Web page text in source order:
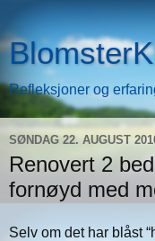
Refleksjoner og
SØNDAG 22. AUGUST
Renovert 2
fornøyd med
Selv om det har blåst